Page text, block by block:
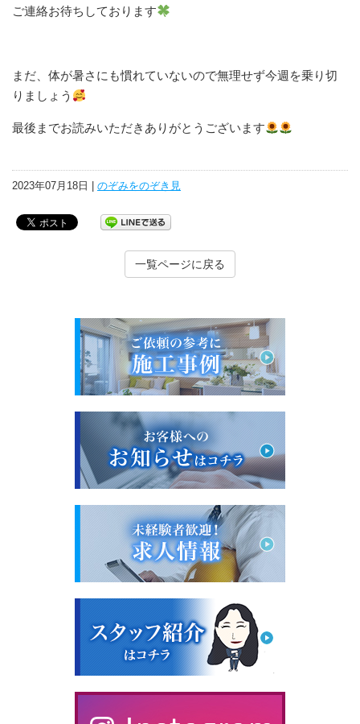
ご連絡お待ちしております
まだ、体が暑さにも慣れていないので無理せず今週を乗り切
りましょう
最後までお読みいただきありがとうございます
2023年07月18日 | のぞみをのぞき見
一覧ページに戻る